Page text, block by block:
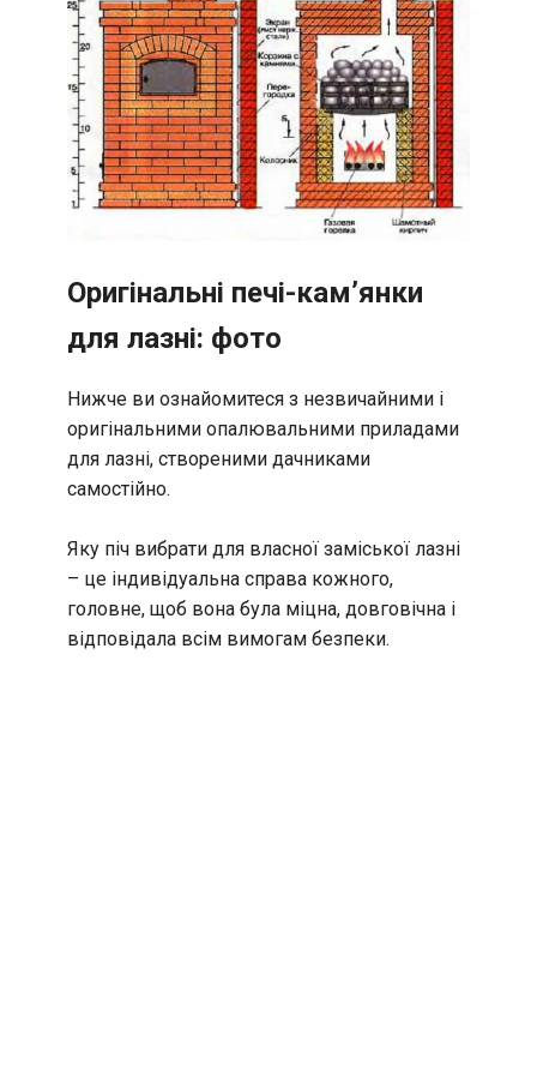
Оригінальні печі-кам’янки
для лазні: фото
Нижче ви ознайомитеся з незвичайними і
оригінальними опалювальними приладами
для лазні, створеними дачниками
самостійно.
Яку піч вибрати для власної заміської лазні
– це індивідуальна справа кожного,
головне, щоб вона була міцна, довговічна і
відповідала всім вимогам безпеки.